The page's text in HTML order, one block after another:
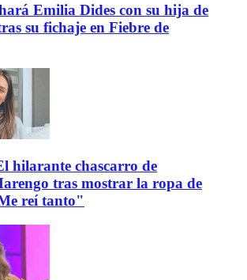
Emilia Dides con su hija de
su fichaje en Fiebre de
hilarante chascarro de
tras mostrar la ropa de
reí tanto"